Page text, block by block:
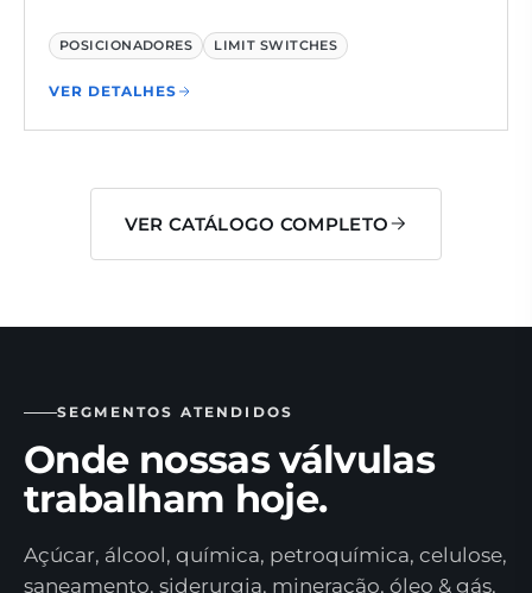
POSICIONADORES LIMIT SWITCHES
VER DETALHES
VER CATÁLOGO COMPLETO
SEGMENTOS ATENDIDOS
Onde nossas válvulas
trabalham hoje.
Açúcar, álcool, química, petroquímica, celulose,
saneamento, siderurgia, mineração, óleo & gás,